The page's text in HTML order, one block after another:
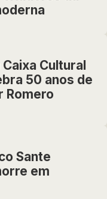
Cultural
50 anos de
Romero
Sante
em